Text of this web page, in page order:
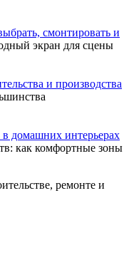
смонтировать и
экран для сцены
и производства
домашних интерьерах
как комфортные зоны
ремонте и